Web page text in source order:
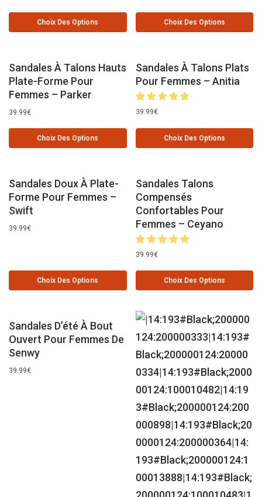
Choix Des Options Choix Des Options
Sandales À Talons Hauts
Plate-Forme Pour
Femmes – Parker
39.99€
Choix Des Options
Sandales À Talons Plats
Pour Femmes – Anitia
39.99€
Choix Des Options
Sandales Doux À Plate-
Forme Pour Femmes –
Swift
39.99€
Choix Des Options
Sandales Talons
Compensés
Confortables Pour
Femmes – Ceyano
39.99€
Choix Des Options
Sandales D’été À Bout
Ouvert Pour Femmes De
Senwy
39.99€